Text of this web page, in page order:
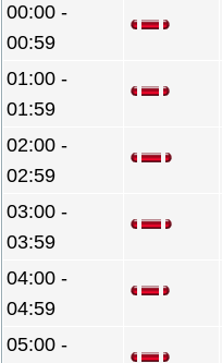
00:00 -
00:59
01:00 -
01:59
02:00 -
02:59
03:00 -
03:59
04:00 -
04:59
05:00 -